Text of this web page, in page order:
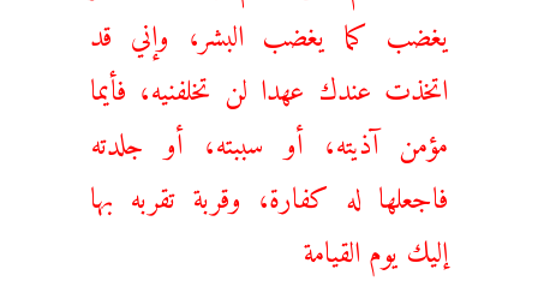
يغضب كما يغضب البشر، وإني قد
اتخذت عندك عهدا لن تخلفنيه، فأيما
مؤمن آذيته، أو سببته، أو جلدته
فاجعلها له كفارة، وقربة تقربه بها
إليك يوم القيامة